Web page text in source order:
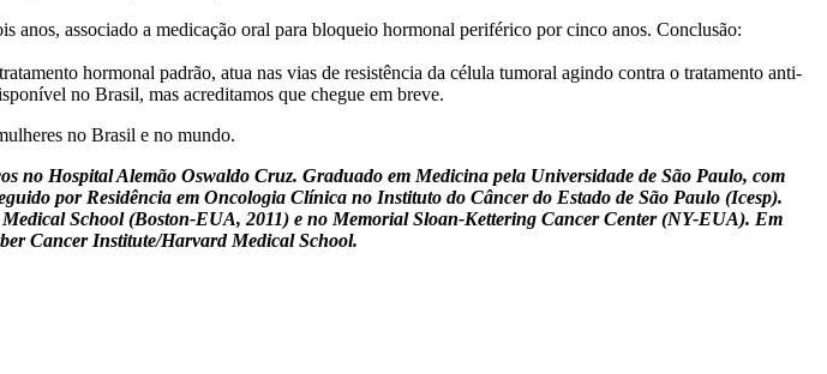
associado a medicação oral para bloqueio hormonal periférico por cinco anos. Conclusão:
hormonal padrão, atua nas vias de resistência da célula tumoral agindo contra o tratamento anti-
no Brasil, mas acreditamos que chegue em breve.
no Brasil e no mundo.
no Hospital Alemão Oswaldo Cruz. Graduado em Medicina pela Universidade de São Paulo, com
por Residência em Oncologia Clínica no Instituto do Câncer do Estado de São Paulo (Icesp).
School (Boston-EUA, 2011) e no Memorial Sloan-Kettering Cancer Center (NY-EUA). Em
Cancer Institute/Harvard Medical School.